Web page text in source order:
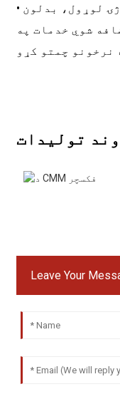
• موږ به کاروونکو ته د ټیکنالوژۍ لوړول، بدلون
شوي خدمات په
توليدات
Leave Your